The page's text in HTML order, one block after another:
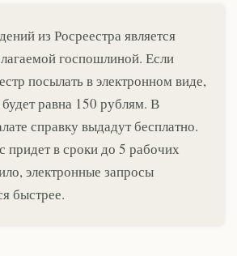
из Росреестра является
госпошлиной. Если
посылать в электронном виде,
равна 150 рублям. В
справку выдадут бесплатно.
придет в сроки до 5 рабочих
электронные запросы
быстрее.